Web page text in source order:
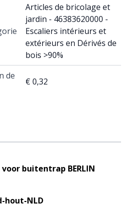
Articles de bricolage et
jardin - 46383620000 -
Escaliers intérieurs et
extérieurs en Dérivés de
bois >90%
de
€ 0,32
buitentrap BERLIN
hout-NLD